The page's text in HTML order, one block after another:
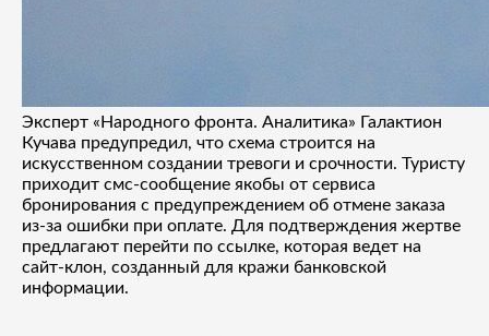
Эксперт «Народного фронта. Аналитика» Галактион
Кучава предупредил, что схема строится на
искусственном создании тревоги и срочности. Туристу
приходит смс-сообщение якобы от сервиса
бронирования с предупреждением об отмене заказа
из-за ошибки при оплате. Для подтверждения жертве
предлагают перейти по ссылке, которая ведет на
сайт-клон, созданный для кражи банковской
информации.